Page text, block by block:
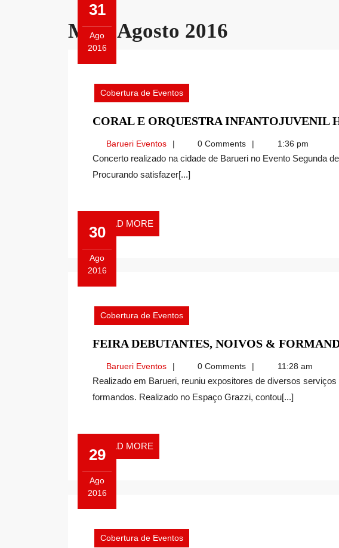
Mês: Agosto 2016
31
Ago
2016
2016
Cobertura de Eventos
CORAL E ORQUESTRA INFANTOJUVENIL
Barueri EventosBarueri
Eventos
0 Comments 1:36 pm
Concerto realizado na cidade de Barueri no Evento Segunda de Gala, no dia 29 de Agosto de 2016.
Procurando satisfazer[...]
READ MORE
MORE
30
Ago
2016
2016
Cobertura de Eventos
FEIRA DEBUTANTES, NOIVOS &
Barueri EventosBarueri
Eventos
0 Comments 11:28 am
Realizado em Barueri, reuniu expositores de diversos serviços úteis para os noivos, debutantes e
formandos. Realizado no Espaço Grazzi, contou[...]
READ MORE
MORE
29
Ago
2016
2016
Cobertura de Eventos